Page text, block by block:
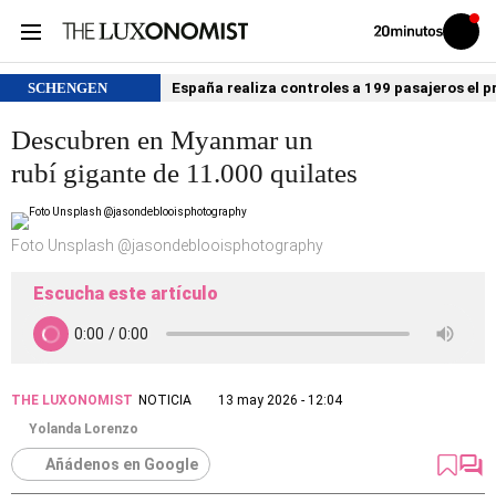
Volver
Iniciar
sesión
SCHENGEN España realiza controles a 199 pasajeros el
Descubren en Myanmar un
rubí gigante de 11.000 quilates
Foto Unsplash @jasondeblooisphotography
Escucha este artículo
THE LUXONOMIST NOTICIA
13 may 2026 - 12:04
Yolanda Lorenzo
Añádenos en Google